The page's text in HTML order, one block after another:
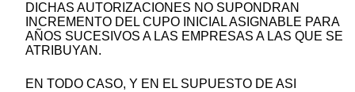
DICHAS AUTORIZACIONES NO SUPONDRAN
INCREMENTO DEL CUPO INICIAL ASIGNABLE PARA
AÑOS SUCESIVOS A LAS EMPRESAS A LAS QUE SE
ATRIBUYAN.
EN TODO CASO, Y EN EL SUPUESTO DE ASI